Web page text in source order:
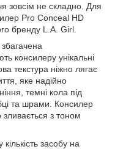
зовсім не складно. Для
Pro Conceal HD
бренду L.A. Girl.
консилеру унікальні
текстура ніжно лягає
яке надійно
темні кола під
та шрами. Консилер
з тоном
кількість засобу на